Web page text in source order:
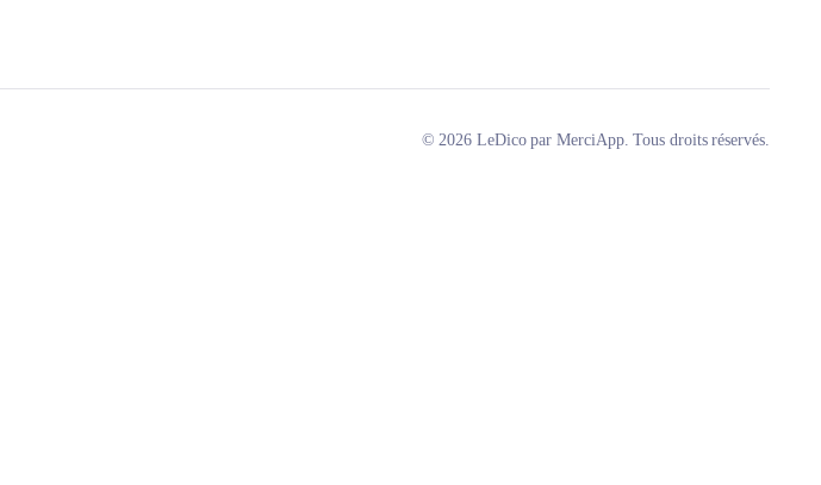
© 2026 LeDico par MerciApp. Tous droits réservés.